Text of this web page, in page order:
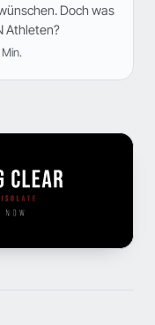
Doch was
Athleten?